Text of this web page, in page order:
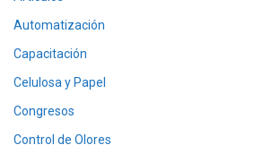
Automatización
Capacitación
Celulosa y Papel
Congresos
Control de Olores